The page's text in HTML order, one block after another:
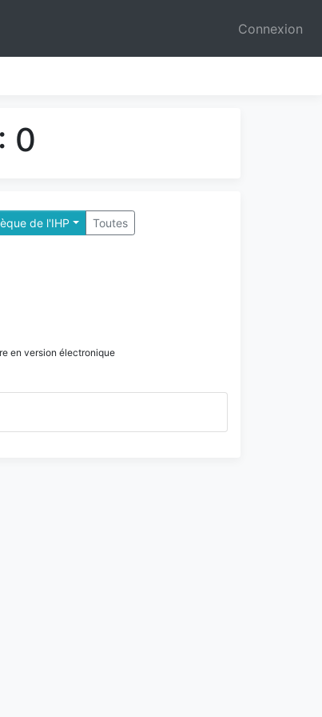
Connexion
0
de l'IHP Toutes
en version électronique